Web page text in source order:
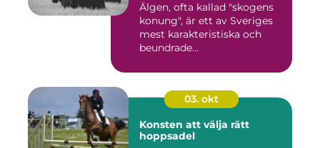
Älgen, ofta kallad "skogens
konung", är ett av Sveriges
mest karakteristiska och
beundrade...
03. okt
Konsten att välja rätt
hoppsadel